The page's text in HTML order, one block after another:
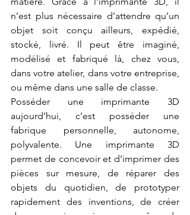
n’est plus nécessaire d’attendre qu’un
objet soit conçu ailleurs, expédié,
stocké, livré. Il peut être imaginé,
modélisé et fabriqué là, chez vous,
dans votre atelier, dans votre entreprise,
ou même dans une salle de classe.
Posséder une imprimante 3D
aujourd’hui, c’est posséder une
fabrique personnelle, autonome,
polyvalente. Une imprimante 3D
permet de concevoir et d’imprimer des
pièces sur mesure, de réparer des
objets du quotidien, de prototyper
rapidement des inventions, de créer